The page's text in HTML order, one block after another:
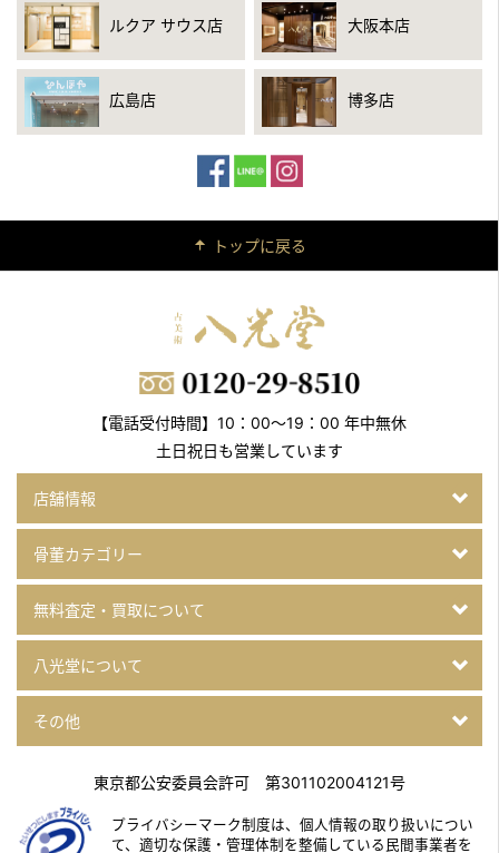
ルクア サウス店 大阪本店
広島店 博多店
トップに戻る
【電話受付時間】10：00～19：00 年中無休
土日祝日も営業しています
店舗情報
骨董カテゴリー
無料査定・買取について
八光堂について
その他
東京都公安委員会許可 第301102004121号
プライバシーマーク制度は、個人情報の取り扱いについ
て、適切な保護・管理体制を整備している民間事業者を